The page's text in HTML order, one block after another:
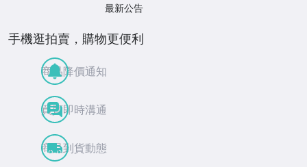
最新公告
手機逛拍賣，購物更便利
商品降價通知
買賣即時溝通
商品到貨動態